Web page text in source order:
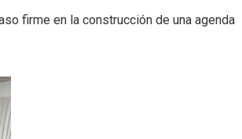
firme en la construcción de una agenda